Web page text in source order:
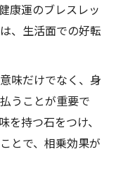
康運のブレスレッ
、生活面での好転
味だけでなく、身
うことが重要で
を持つ石をつけ、
とで、相乗効果が